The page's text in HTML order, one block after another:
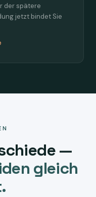
der spätere
jetzt bindet Sie
—
gleich